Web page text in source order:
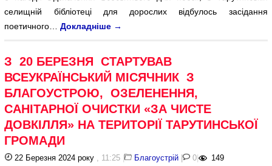
селищній бібліотеці для дорослих відбулось засідання
поетичного…Докладніше →
З 20 БЕРЕЗНЯ СТАРТУВАВ
ВСЕУКРАЇНСЬКИЙ МІСЯЧНИК З
БЛАГОУСТРОЮ, ОЗЕЛЕНЕННЯ,
САНІТАРНОЇ ОЧИСТКИ «ЗА ЧИСТЕ
ДОВКІЛЛЯ» НА ТЕРИТОРІЇ ТАРУТИНСЬКОЇ
ГРОМАДИ
22 Березня 2024 року , 11:25 | Благоустрій | 0| 149